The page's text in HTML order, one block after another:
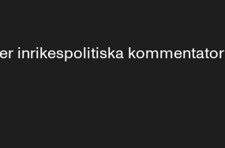
inrikespolitiska